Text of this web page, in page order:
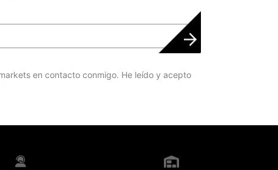
en contacto conmigo. He leído y acepto